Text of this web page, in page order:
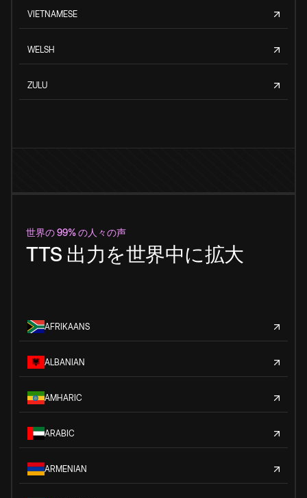
VIETNAMESE
WELSH
ZULU
世界の 99% の人々の声
TTS 出力を世界中に拡大
AFRIKAANS
ALBANIAN
AMHARIC
ARABIC
ARMENIAN